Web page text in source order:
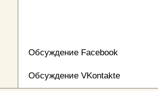
Обсуждение Facebook
Обсуждение VKontakte